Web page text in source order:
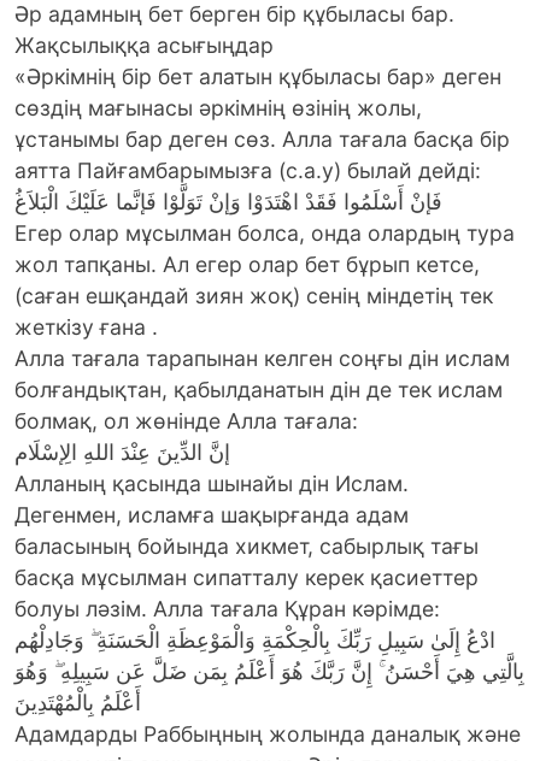
Әр адамның бет берген бір құбыласы бар.
Жақсылыққа асығыңдар
«Әркімнің бір бет алатын құбыласы бар» деген
сөздің мағынасы әркімнің өзінің жолы,
ұстанымы бар деген сөз. Алла тағала басқа бір
аятта Пайғамбарымызға (с.а.у) былай дейді:
فَإنْ أَسْلَمُوا فَقَدْ اهْتَدَوْا وَإنْ تَوَلَّوْا فَإنَّما عَلَيْكَ الْبَلاَغُ
Егер олар мұсылман болса, онда олардың тура
жол тапқаны. Ал егер олар бет бұрып кетсе,
(саған ешқандай зиян жоқ) сенің міндетің тек
жеткізу ғана .
Алла тағала тарапынан келген соңғы дін ислам
болғандықтан, қабылданатын дін де тек ислам
болмақ, ол жөнінде Алла тағала:
إنَّ الدِّينَ عِنْدَ اللهِ الِإسْلَام
Алланың қасында шынайы дін Ислам.
Дегенмен, исламға шақырғанда адам
баласының бойында хикмет, сабырлық тағы
басқа мұсылман сипатталу керек қасиеттер
болуы ләзім. Алла тағала Құран кәрімде:
ادْعُ إِلَىٰ سَبِيلِ رَبِّكَ بِالْحِكْمَةِ وَالْمَوْعِظَةِ الْحَسَنَةِ ۖ وَجَادِلْهُم
بِالَّتِي هِيَ أَحْسَنُ ۚ إِنَّ رَبَّكَ هُوَ أَعْلَمُ بِمَن ضَلَّ عَن سَبِيلِهِ ۖ وَهُوَ
أَعْلَمُ بِالْمُهْتَدِينَ
Адамдарды Раббыңның жолында даналық және